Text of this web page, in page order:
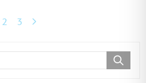
momenteel pagina
Pagina
2 Pagina
3